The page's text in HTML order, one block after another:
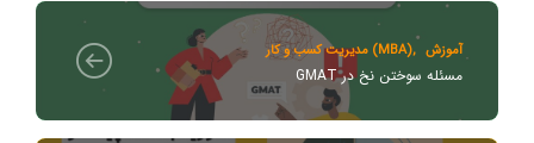
مدیریت کسب و کار (MBA), آموزش
مسئله سوختن نخ در GMAT